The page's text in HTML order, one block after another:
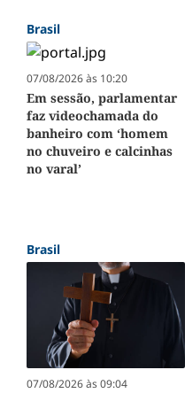
Brasil
07/08/2026 às 10:20
Em sessão, parlamentar
faz videochamada do
banheiro com ‘homem
no chuveiro e calcinhas
no varal’
Brasil
07/08/2026 às 09:04